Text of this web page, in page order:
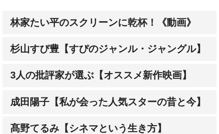
林家たい平のスクリーンに乾杯！《動画》
杉山すぴ豊【すぴのジャンル・ジャングル】
3人の批評家が選ぶ【オススメ新作映画】
成田陽子【私が会った人気スターの昔と今】
髙野てるみ【シネマという生き方】